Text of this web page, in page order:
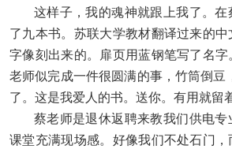
这样子，我的魂神就跟上我了。在
了九本书。苏联大学教材翻译过来的
字像刻出来的。扉页用蓝钢笔写了名字
老师似完成一件很圆满的事，竹筒倒豆
了。这是我爱人的书。送你。有用就留着
蔡老师是退休返聘来教我们供电专
课堂充满现场感。好像我们不处石门